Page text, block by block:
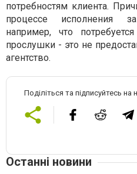
потребностям клиента.
процессе исполнения
например, что
прослушки - это не
агентство.
Поділіться та підписуйтесь
Останні новини